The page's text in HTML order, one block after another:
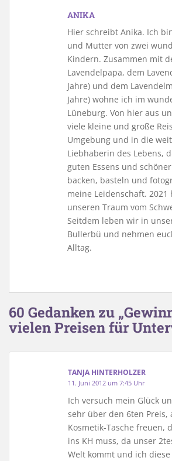
ANIKA
Hier schreibt Anika. Ich
und Mutter von zwei
Kindern. Zusammen mit
Lavendelpapa, dem
Jahre) und dem
Jahre) wohne ich im
Lüneburg. Von hier aus
viele kleine und große
Umgebung und in die
Liebhaberin des Lebens,
guten Essens und
backen, basteln und
meine Leidenschaft.
unseren Traum vom
Seitdem leben wir in
Bullerbü und nehmen
Alltag.
60 Gedanken zu
vielen Preisen für
TANJA HINTERHOLZER
11. Juni 2012 um 7:45 Uhr
Ich versuch mein Glück
sehr über den 6ten Preis,
Kosmetik-Tasche freuen,
ins KH muss, da unser
Welt kommt und ich